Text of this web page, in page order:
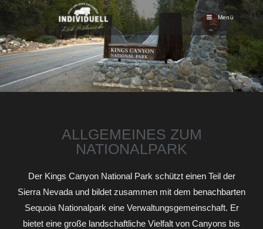
Menü
ALLGEMEINES ZUM
NATIONALPARK
Der Kings Canyon National Park schützt einen Teil der
Sierra Nevada und bildet zusammen mit dem benachbarten
Sequoia Nationalpark eine Verwaltungsgemeinschaft. Er
bietet eine große landschaftliche Vielfalt von Canyons bis